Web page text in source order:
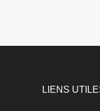
LIENS